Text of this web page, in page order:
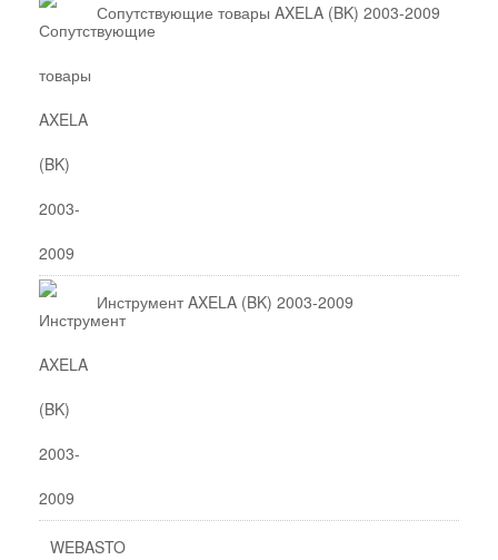
Сопутствующие товары AXELA (BK) 2003-2009
Инструмент AXELA (BK) 2003-2009
WEBASTO